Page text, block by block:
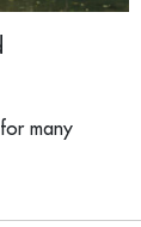
many